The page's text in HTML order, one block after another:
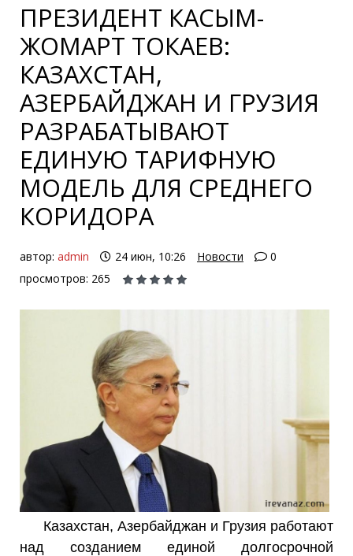
ПРЕЗИДЕНТ КАСЫМ-
ЖОМАРТ ТОКАЕВ:
КАЗАХСТАН,
АЗЕРБАЙДЖАН И ГРУЗИЯ
РАЗРАБАТЫВАЮТ
ЕДИНУЮ ТАРИФНУЮ
МОДЕЛЬ ДЛЯ СРЕДНЕГО
КОРИДОРА
автор: admin 24 июн, 10:26 Новости
0
просмотров: 265
Казахстан, Азербайджан и Грузия работают
над созданием единой долгосрочной